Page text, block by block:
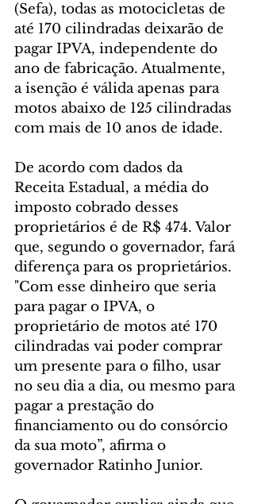
(Sefa), todas as motocicletas de
até 170 cilindradas deixarão de
pagar IPVA, independente do
ano de fabricação. Atualmente,
a isenção é válida apenas para
motos abaixo de 125 cilindradas
com mais de 10 anos de idade.
De acordo com dados da
Receita Estadual, a média do
imposto cobrado desses
proprietários é de R$ 474. Valor
que, segundo o governador, fará
diferença para os proprietários.
"Com esse dinheiro que seria
para pagar o IPVA, o
proprietário de motos até 170
cilindradas vai poder comprar
um presente para o filho, usar
no seu dia a dia, ou mesmo para
pagar a prestação do
financiamento ou do consórcio
da sua moto”, afirma o
governador Ratinho Junior.